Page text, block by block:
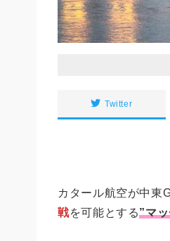
Twitter
カタール航空が中東
戦を可能とする”マ